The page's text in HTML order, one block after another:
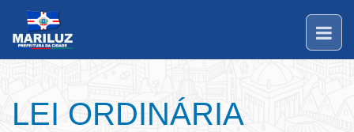
LEI ORDINÁRIA